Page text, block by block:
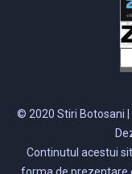
© 2020 Stiri Botosani
Continutul acestui
forma de prezentare